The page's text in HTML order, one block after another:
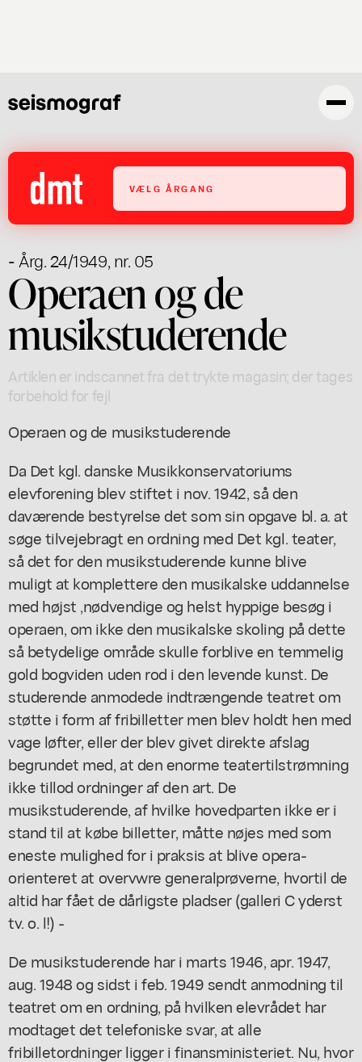
VÆLG ÅRGANG
- Årg. 24/1949, nr. 05
Operaen og de
musikstuderende
Artiklen er indscannet fra det trykte magasin; der tages
forbehold for fejl
Operaen og de musikstuderende
Da Det kgl. danske Musikkonservatoriums
elevforening blev stiftet i nov. 1942, så den
daværende bestyrelse det som sin opgave bl. a. at
søge tilvejebragt en ordning med Det kgl. teater,
så det for den musikstuderende kunne blive
muligt at komplettere den musikalske uddannelse
med højst ,nødvendige og helst hyppige besøg i
operaen, om ikke den musikalske skoling på dette
så betydelige område skulle forblive en temmelig
gold bogviden uden rod i den levende kunst. De
studerende anmodede indtrængende teatret om
støtte i form af fribilletter men blev holdt hen med
vage løfter, eller der blev givet direkte afslag
begrundet med, at den enorme teatertilstrømning
ikke tillod ordninger af den art. De
musikstuderende, af hvilke hovedparten ikke er i
stand til at købe billetter, måtte nøjes med som
eneste mulighed for i praksis at blive opera-
orienteret at overvwre generalprøverne, hvortil de
altid har fået de dårligste pladser (galleri C yderst
tv. o. l!) -
De musikstuderende har i marts 1946, apr. 1947,
aug. 1948 og sidst i feb. 1949 sendt anmodning til
teatret om en ordning, på hvilken elevrådet har
modtaget det telefoniske svar, at alle
fribilletordninger ligger i finansministeriet. Nu, hvor